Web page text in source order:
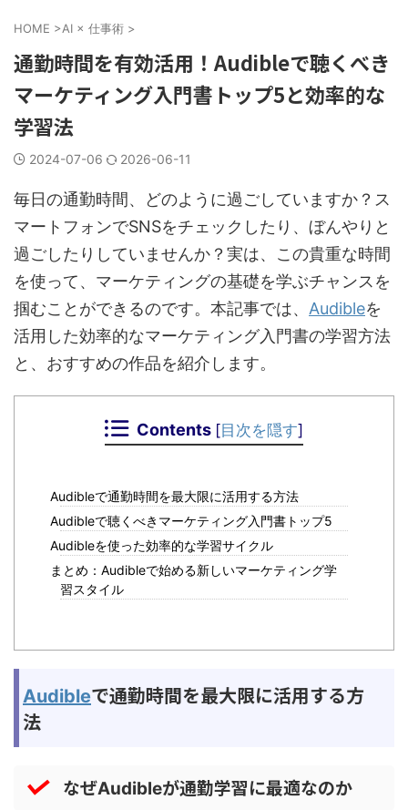
HOME >AI × 仕事術 >
通勤時間を有効活用！Audibleで聴くべき
マーケティング入門書トップ5と効率的な
学習法
2024-07-06 2026-06-11
毎日の通勤時間、どのように過ごしていますか？ス
マートフォンでSNSをチェックしたり、ぼんやりと
過ごしたりしていませんか？実は、この貴重な時間
を使って、マーケティングの基礎を学ぶチャンスを
掴むことができるのです。本記事では、 Audibleを
活用した効率的なマーケティング入門書の学習方法
と、おすすめの作品を紹介します。
Contents [目次を隠す]
Audibleで通勤時間を最大限に活用する方法
Audibleで聴くべきマーケティング入門書トップ5
Audibleを使った効率的な学習サイクル
まとめ：Audibleで始める新しいマーケティング学
習スタイル
Audibleで通勤時間を最大限に活用する方
法
なぜAudibleが通勤学習に最適なのか